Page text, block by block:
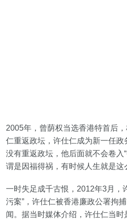
2005年，曾荫权当选香港特首后
仁重返政坛，许仕仁成为新一任
没有重返政坛，他后面就不会卷入
谓是因福得祸，有时候人生就是这
一时失足成千古恨，2012年3月，
污案”，许仕仁被香港廉政公署拘
闻。据当时媒体介绍，许仕仁当